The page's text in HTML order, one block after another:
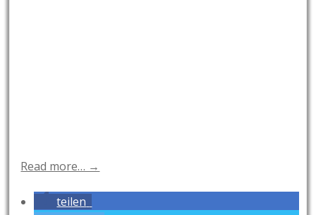
Read more… →
teilen